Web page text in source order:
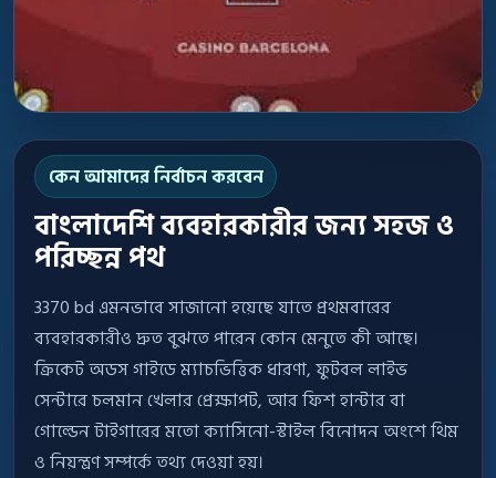
কেন আমাদের নির্বাচন করবেন
বাংলাদেশি ব্যবহারকারীর জন্য সহজ ও
পরিচ্ছন্ন পথ
3370 bd এমনভাবে সাজানো হয়েছে যাতে প্রথমবারের
ব্যবহারকারীও দ্রুত বুঝতে পারেন কোন মেনুতে কী আছে।
ক্রিকেট অডস গাইডে ম্যাচভিত্তিক ধারণা, ফুটবল লাইভ
সেন্টারে চলমান খেলার প্রেক্ষাপট, আর ফিশ হান্টার বা
গোল্ডেন টাইগারের মতো ক্যাসিনো-স্টাইল বিনোদন অংশে থিম
ও নিয়ন্ত্রণ সম্পর্কে তথ্য দেওয়া হয়।